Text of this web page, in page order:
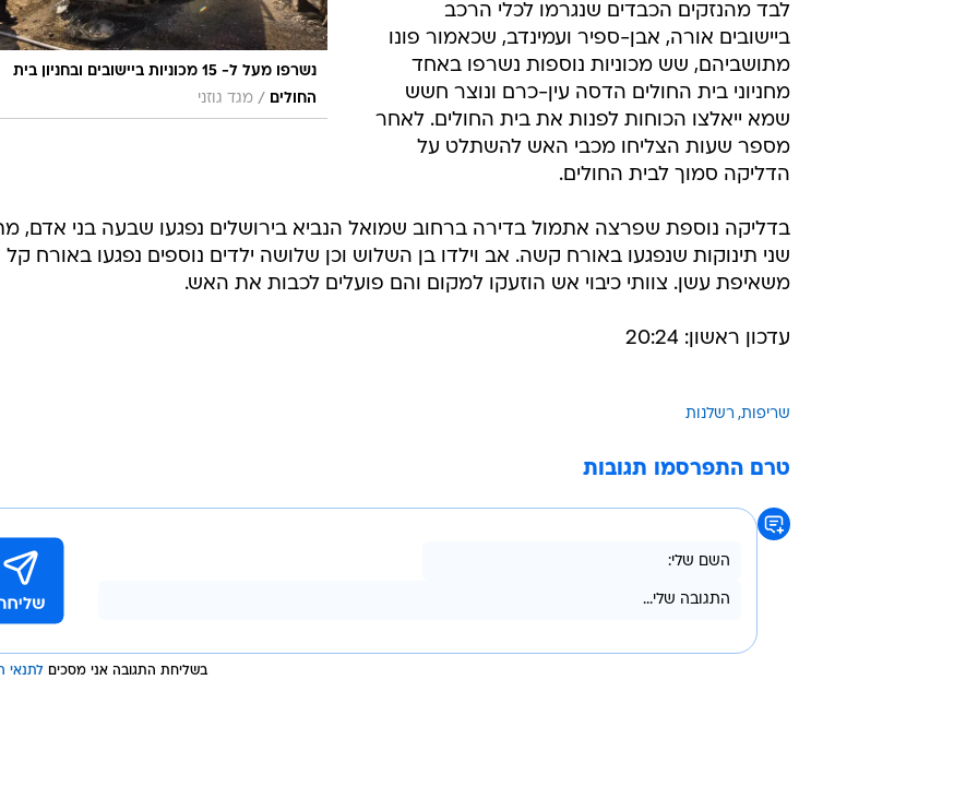
נשרפו מעל ל- 15 מכוניות ביישובים ובחניון בית
החולים
/ מגד גוזני
לבד מהנזקים הכבדים שנגרמו לכלי הרכב
ביישובים אורה, אבן-ספיר ועמינדב, שכאמור פונו
מתושביהם, שש מכוניות נוספות נשרפו באחד
מחניוני בית החולים הדסה עין-כרם ונוצר חשש
שמא ייאלצו הכוחות לפנות את בית החולים. לאחר
מספר שעות הצליחו מכבי האש להשתלט על
הדליקה סמוך לבית החולים.
בדליקה נוספת שפרצה אתמול בדירה ברחוב שמואל הנביא בירושלים נפגעו שבעה בני אדם,
שני תינוקות שנפגעו באורח קשה. אב וילדו בן השלוש וכן שלושה ילדים נוספים נפגעו באורח קל
משאיפת עשן. צוותי כיבוי אש הוזעקו למקום והם פועלים לכבות את האש.
עדכון ראשון: 20:24
שריפות רשלנות
טרם התפרסמו תגובות
בשליחת התגובה אני מסכים לתנאי